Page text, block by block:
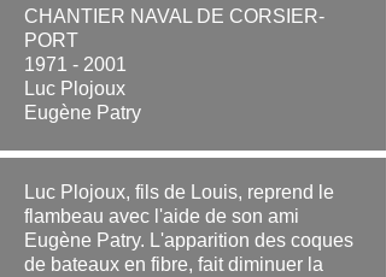
CHANTIER NAVAL DE CORSIER-
PORT
1971 - 2001
Luc Plojoux
Eugène Patry
Luc Plojoux, fils de Louis, reprend le
flambeau avec l'aide de son ami
Eugène Patry. L'apparition des coques
de bateaux en fibre, fait diminuer la